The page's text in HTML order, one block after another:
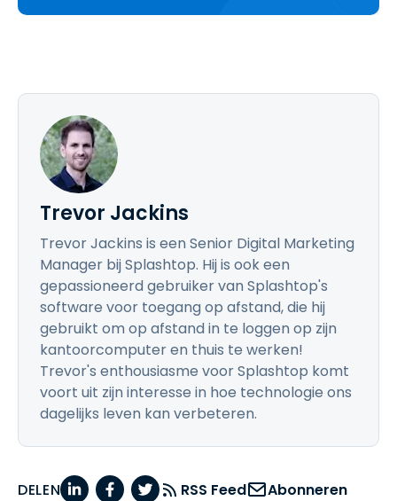
Trevor Jackins
Trevor Jackins is een Senior Digital Marketing
Manager bij Splashtop. Hij is ook een
gepassioneerd gebruiker van Splashtop's
software voor toegang op afstand, die hij
gebruikt om op afstand in te loggen op zijn
kantoorcomputer en thuis te werken!
Trevor's enthousiasme voor Splashtop komt
voort uit zijn interesse in hoe technologie ons
dagelijks leven kan verbeteren.
DELEN RSS Feed Abonneren